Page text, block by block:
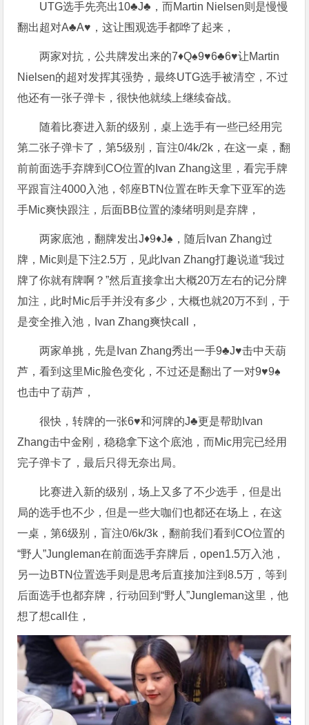
UTG选手先亮出10♣️J♣️，而Martin Nielsen则是慢慢
翻出超对A♣️A♥️，这让围观选手都哗了起来，
两家对抗，公共牌发出来的7♦️Q♠️9♥️6♣️6♥️让Martin
Nielsen的超对发挥其强势，最终UTG选手被清空，不过
他还有一张子弹卡，很快他就续上继续奋战。
随着比赛进入新的级别，桌上选手有一些已经用完
第二张子弹卡了，第5级别，盲注0/4k/2k，在这一桌，翻
前前面选手弃牌到CO位置的Ivan Zhang这里，看完手牌
平跟盲注4000入池，邻座BTN位置在昨天拿下亚军的选
手Mic爽快跟注，后面BB位置的漆绪明则是弃牌，
两家底池，翻牌发出J♦️9♦️J♠️，随后Ivan Zhang过
牌，Mic则是下注2.5万，见此Ivan Zhang打趣说道“我过
牌了你就有牌啊？”然后直接拿出大概20万左右的记分牌
加注，此时Mic后手并没有多少，大概也就20万不到，于
是变全推入池，Ivan Zhang爽快call，
两家单挑，先是Ivan Zhang秀出一手9♣️J♥️击中天葫
芦，看到这里Mic脸色变化，不过还是翻出了一对9♥️9♠️
也击中了葫芦，
很快，转牌的一张6♥️和河牌的J♣️更是帮助Ivan
Zhang击中金刚，稳稳拿下这个底池，而Mic用完已经用
完子弹卡了，最后只得无奈出局。
比赛进入新的级别，场上又多了不少选手，但是出
局的选手也不少，但是一些大咖们也都还在场上，在这
一桌，第6级别，盲注0/6k/3k，翻前我们看到CO位置的
“野人”Jungleman在前面选手弃牌后，open1.5万入池，
另一边BTN位置选手则是思考后直接加注到8.5万，等到
后面选手也都弃牌，行动回到“野人”Jungleman这里，他
想了想call住，